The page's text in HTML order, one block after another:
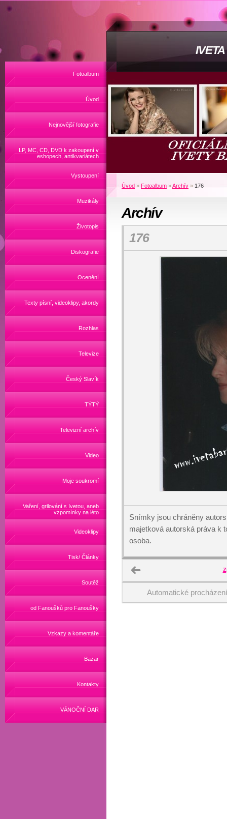
Fotoalbum
Úvod
Nejnovější fotografie
LP, MC, CD, DVD k zakoupení v
eshopech, antikvariátech
Vystoupení
Muzikály
Životopis
Diskografie
Ocenění
Texty písní, videoklipy, akordy
Rozhlas
Televize
Český Slavík
TÝTÝ
Televizní archív
Video
Moje soukromí
Vaření, grilování s Ivetou, aneb
vzpomínky na léto
Videoklipy
Tisk/ Články
Soutěž
od Fanoušků pro Fanoušky
Vzkazy a komentáře
Bazar
Kontakty
VÁNOČNÍ DAR
Úvod » Fotoalbum »Archív » 176
Archív
176
Snímky jsou chráněny
majetková autorská práva k
osoba.
Automatické